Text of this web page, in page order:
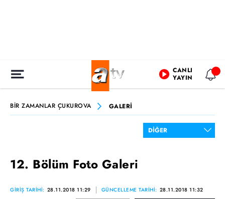
CANLI
YAYIN
BİR ZAMANLAR ÇUKUROVA GALERİ
12. Bölüm Foto Galeri
GİRİŞ TARİHİ: 28.11.2018 11:29 GÜNCELLEME TARİHİ: 28.11.2018 11:32